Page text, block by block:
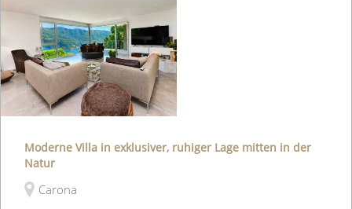
Moderne Villa in exklusiver, ruhiger Lage mitten in der
Natur
Carona